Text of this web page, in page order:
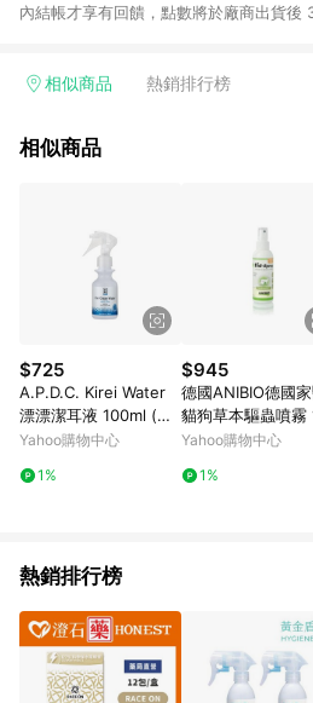
內結帳才享有回饋，點數將於廠商出貨後
黃金鑽飾/精品相關/3C數位(含周邊)/家電
饋%」，將於訂單成立後由「LINE購物通
品最高回饋點數」機制 (部分時段開放「
訂單中同一商品不論件數計算，請依訂單
饋機制為準。
相似商品 熱銷排行榜
相似商品
$725
A.P.D.C. Kirei Water
漂漂潔耳液 100ml (貓
狗適用)
Yahoo購物中心
1%
$945
德國ANIBIO德國
貓狗草本驅蟲噴霧
ML 台灣公司貨
Yahoo購物中心
1%
熱銷排行榜